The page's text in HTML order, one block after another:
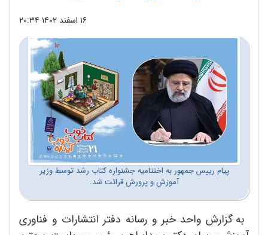
۱۶ اسفند ۱۴۰۲ ۲۰:۳۴
پیام رییس جمهور به اختتامیه جشنواره کتاب رشد توسط وزیر
آموزش و پرورش قرائت شد.
به گزارش واحد خبر و رسانه دفتر انتشارات و فناوری